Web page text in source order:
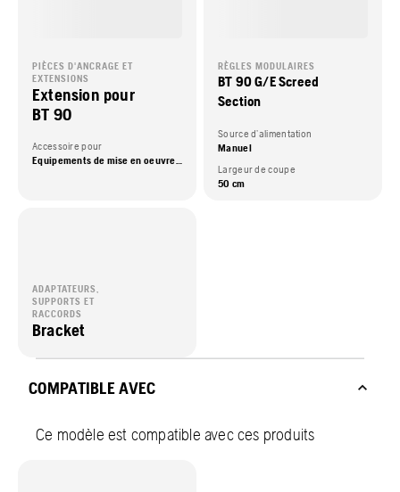
PIÈCES D'ANCRAGE ET
EXTENSIONS
Extension pour
BT 90
Accessoire pour
Equipements de mise en oeuvre du béton
RÈGLES MODULAIRES
BT 90 G/E Screed
Section
Source d’alimentation
Manuel
Largeur de coupe
50 cm
ADAPTATEURS,
SUPPORTS ET
RACCORDS
Bracket
COMPATIBLE AVEC
Ce modèle est compatible avec ces produits